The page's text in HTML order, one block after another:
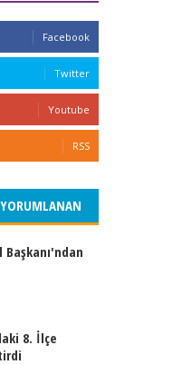
Facebook
Twitter
Youtube
RSS
8. İlçe